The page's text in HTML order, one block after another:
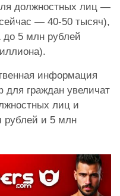
должностных лиц —
— 40-50 тысяч),
5 млн рублей
информация
для граждан увеличат
лиц и
рублей и 5 млн